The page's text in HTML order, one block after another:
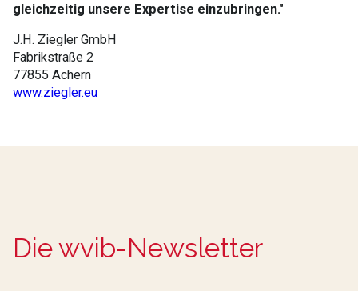
gleichzeitig unsere Expertise einzubringen."
J.H. Ziegler GmbH
Fabrikstraße 2
77855 Achern
www.ziegler.eu
Die wvib-Newsletter